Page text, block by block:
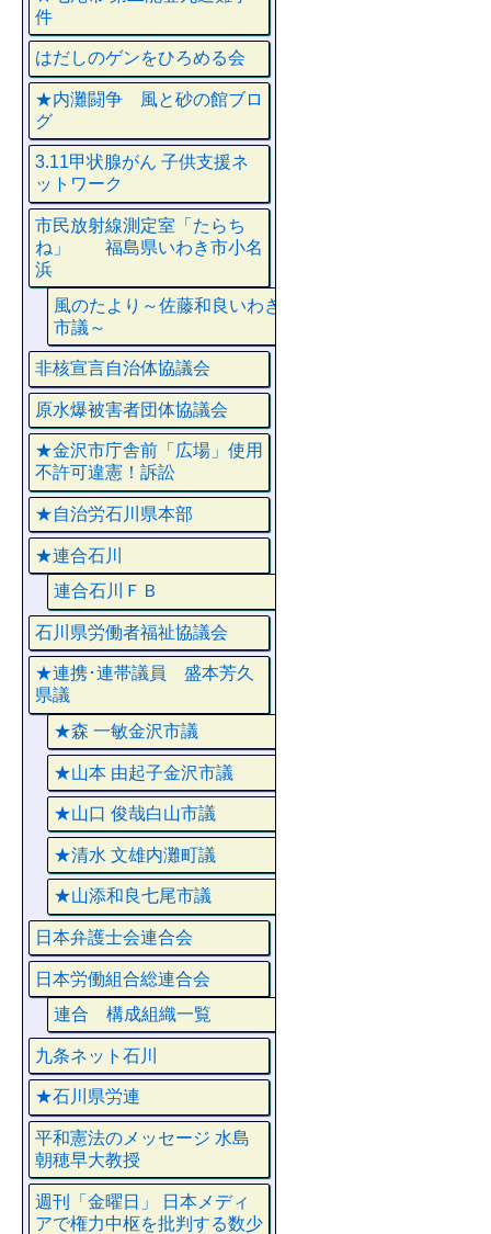
件
はだしのゲンをひろめる会
★内灘闘争 風と砂の館ブロ
グ
3.11甲状腺がん 子供支援ネ
ットワーク
市民放射線測定室「たらち
ね」 福島県いわき市小名
浜
風のたより～佐藤和良いわき
市議～
非核宣言自治体協議会
原水爆被害者団体協議会
★金沢市庁舎前「広場」使用
不許可違憲！訴訟
★自治労石川県本部
★連合石川
連合石川ＦＢ
石川県労働者福祉協議会
★連携･連帯議員 盛本芳久
県議
★森 一敏金沢市議
★山本 由起子金沢市議
★山口 俊哉白山市議
★清水 文雄内灘町議
★山添和良七尾市議
日本弁護士会連合会
日本労働組合総連合会
連合 構成組織一覧
九条ネット石川
★石川県労連
平和憲法のメッセージ 水島
朝穂早大教授
週刊「金曜日」 日本メディ
アで権力中枢を批判する数少